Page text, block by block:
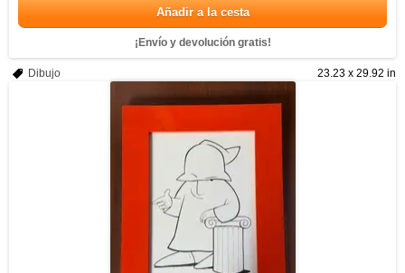
Añadir a la cesta
¡Envío y devolución gratis!
23.23 x 29.92 in
Dibujo